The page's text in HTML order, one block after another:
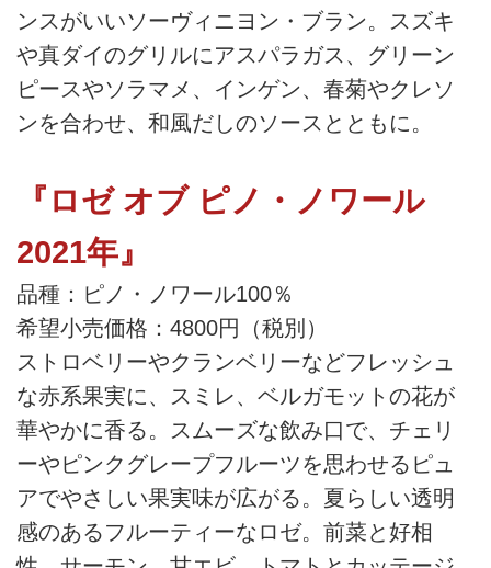
ンスがいいソーヴィニヨン・ブラン。スズキ
や真ダイのグリルにアスパラガス、グリーン
ピースやソラマメ、インゲン、春菊やクレソ
ンを合わせ、和風だしのソースとともに。
『ロゼ オブ ピノ・ノワール
2021年』
品種：ピノ・ノワール100％
希望小売価格：4800円（税別）
ストロベリーやクランベリーなどフレッシュ
な赤系果実に、スミレ、ベルガモットの花が
華やかに香る。スムーズな飲み口で、チェリ
ーやピンクグレープフルーツを思わせるピュ
アでやさしい果実味が広がる。夏らしい透明
感のあるフルーティーなロゼ。前菜と好相